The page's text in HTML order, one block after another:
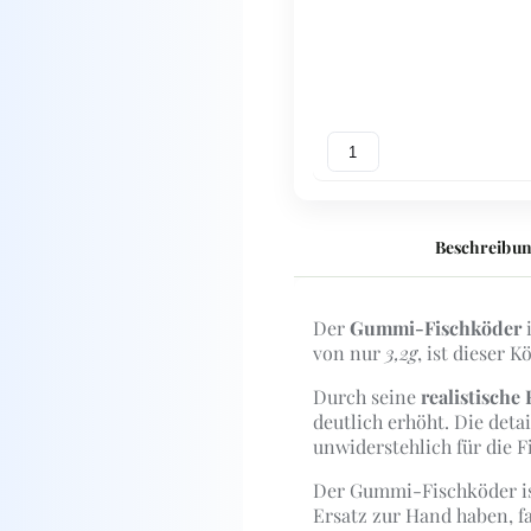
1
DerGummi-Fischköder
von nur 3,2g, ist dieser
Durch seinerealistische
deutlich erhöht. Die
unwiderstehlich für die
Der Gummi-Fischköder
Ersatz zur Hand haben,